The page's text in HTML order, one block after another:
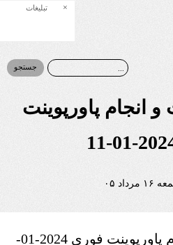
پاورپوینت
مرداد ۰۵
سفارش ساخت و انجام پاورپوینت فوری 2024-01-
تبلیغات